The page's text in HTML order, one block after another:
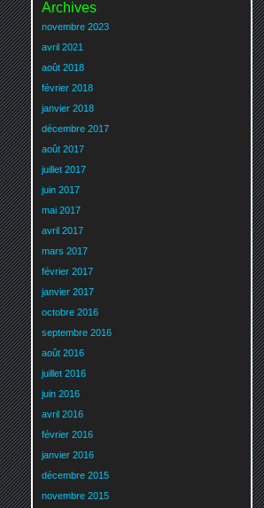
Archives
novembre 2023
avril 2021
août 2018
février 2018
janvier 2018
décembre 2017
août 2017
juillet 2017
juin 2017
mai 2017
avril 2017
mars 2017
février 2017
janvier 2017
octobre 2016
septembre 2016
août 2016
juillet 2016
juin 2016
avril 2016
février 2016
janvier 2016
décembre 2015
novembre 2015